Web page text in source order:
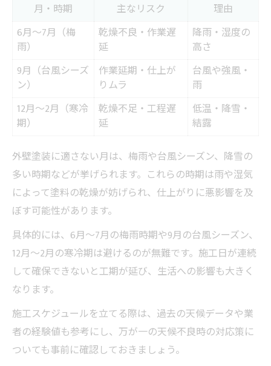
月・時期 主なリスク
理由
6月〜7月（梅
雨）
乾燥不良・作業遅
延
降雨・湿度の
高さ
9月（台風シーズ
ン）
作業延期・仕上が
りムラ
台風や強風・
雨
12月〜2月（寒冷
期）
乾燥不足・工程遅
延
低温・降雪・
結露
外壁塗装に適さない月は、梅雨や台風シーズン、降雪の
多い時期などが挙げられます。これらの時期は雨や湿気
によって塗料の乾燥が妨げられ、仕上がりに悪影響を及
ぼす可能性があります。
具体的には、6月～7月の梅雨時期や9月の台風シーズン、
12月～2月の寒冷期は避けるのが無難です。施工日が連続
して確保できないと工期が延び、生活への影響も大きく
なります。
施工スケジュールを立てる際は、過去の天候データや業
者の経験値も参考にし、万が一の天候不良時の対応策に
ついても事前に確認しておきましょう。